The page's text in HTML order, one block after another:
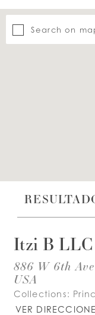
LISTA DE
Search on
Itzi B LLC
886 W 6th
USA
Collections:
VER